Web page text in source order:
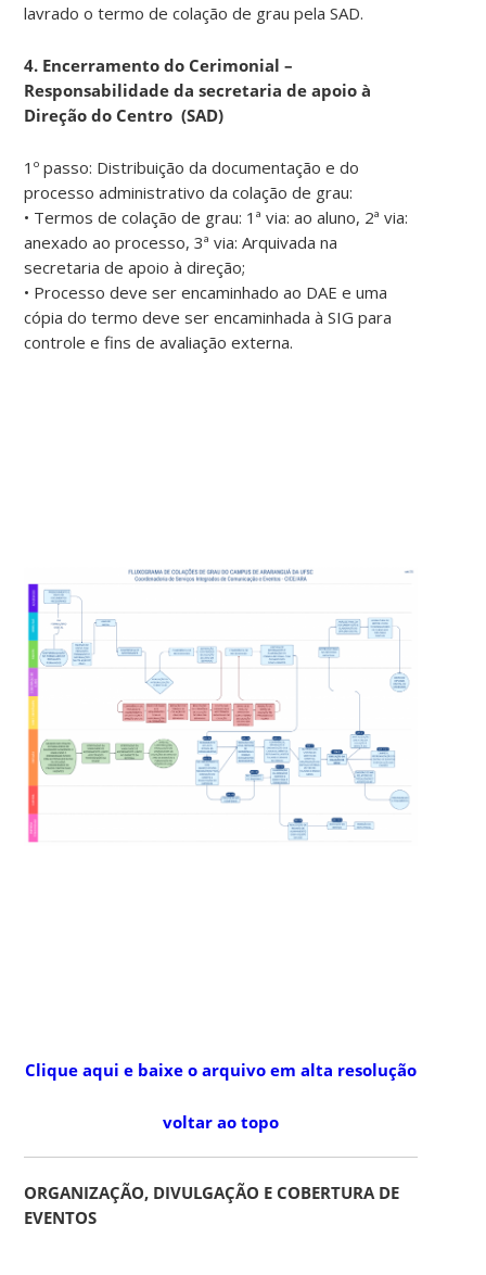
lavrado o termo de colação de grau pela SAD.
4. Encerramento do Cerimonial –
Responsabilidade da secretaria de apoio à
Direção do Centro (SAD)
1º passo: Distribuição da documentação e do
processo administrativo da colação de grau:
• Termos de colação de grau: 1ª via: ao aluno, 2ª via:
anexado ao processo, 3ª via: Arquivada na
secretaria de apoio à direção;
• Processo deve ser encaminhado ao DAE e uma
cópia do termo deve ser encaminhada à SIG para
controle e fins de avaliação externa.
Clique aqui e baixe o arquivo em alta resolução
voltar ao topo
ORGANIZAÇÃO, DIVULGAÇÃO E COBERTURA DE
EVENTOS